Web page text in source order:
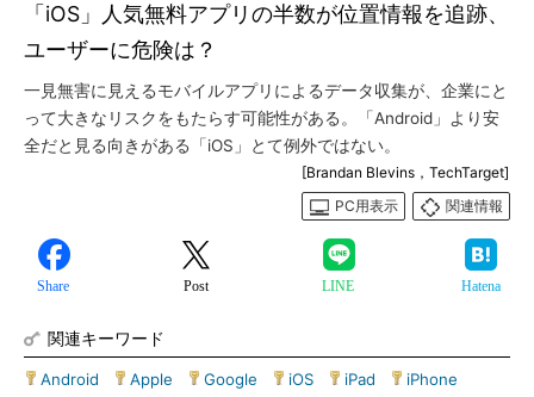
「iOS」人気無料アプリの半数が位置情報を追跡、
ユーザーに危険は？
一見無害に見えるモバイルアプリによるデータ収集が、企業にと
って大きなリスクをもたらす可能性がある。「Android」より安
全だと見る向きがある「iOS」とて例外ではない。
[Brandan Blevins，TechTarget]
PC用表示
関連情報
Share Post LINE Hatena
関連キーワード
Android Apple Google iOS iPad iPhone